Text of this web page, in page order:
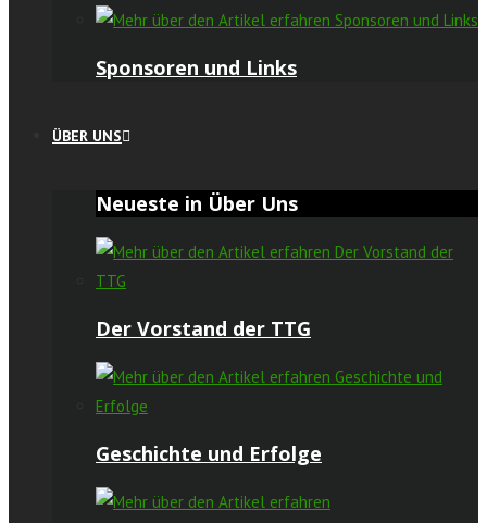
Sponsoren und Links
ÜBER UNS
Neueste in Über Uns
Der Vorstand der TTG
Geschichte und Erfolge